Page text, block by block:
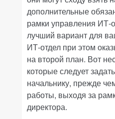
дополнительные
рамки управления ИТ-
лучший вариант для
ИТ-отдел при этом
на второй план. Вот
которые следует
начальнику, прежде
работы, выходя за
директора.